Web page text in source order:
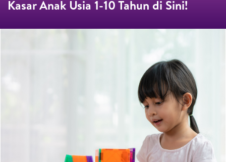
Kasar Anak Usia 1-10 Tahun di Sini!